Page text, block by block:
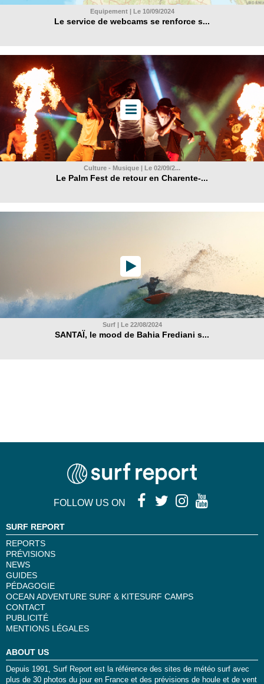
Equipement | Le 10/09/2024
Le service de webcams se renforce s...
Culture - Musique | Le 02/09/2...
Le Palm Fest de retour en Charente-...
Surf | Le 22/08/2024
SANTAÏ, le mood de Bahia Frediani s...
FOLLOW US ON
SURF REPORT
REPORTS
PRÉVISIONS
NEWS
GUIDES
PÉDAGOGIE
OCEAN ADVENTURE SURF & KITESURF CAMPS
CONTACT
PUBLICITÉ
MENTIONS LÉGALES
ABOUT US
Depuis 1991, Surf Report est la référence des sites de météo surf avec
plus de 30 photos du jour en France et des prévisions de houle et de vent